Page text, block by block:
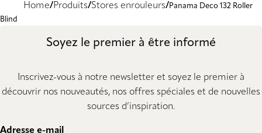
Home Produits Stores enrouleurs
Panama Deco 132 Roller
Blind
Soyez le premier à être informé
Inscrivez-vous à notre newsletter et soyez le premier à
découvrir nos nouveautés, nos offres spéciales et de nouvelles
sources d’inspiration.
Adresse e-mail